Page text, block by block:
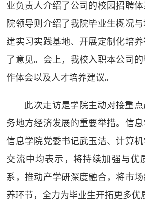
业负责人介绍了公司的校园招聘
院领导则介绍了我院毕业生概况
建实习实践基地、开展定制化培
了意见。会上，我校入职本公司
作体会以及人才培养建议。
此次走访是学院主动对接重
务地方经济发展的重要举措。信息
信息学院党委书记武玉洁、计算
交流中均表示，将持续加强与优
系，推动产学研深度融合，将市
养环节，全力为毕业生开拓更多优